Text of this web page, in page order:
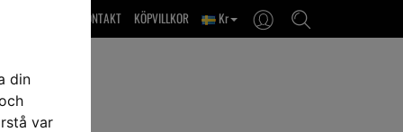
din
var
Kr
KÖPVILLKOR
OM OSS & KONTAKT